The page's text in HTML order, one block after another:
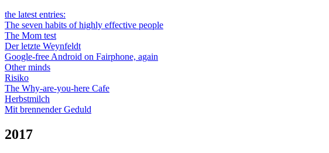
the latest entries:
The seven habits of highly effective people
The Mom test
Der letzte Weynfeldt
Google-free Android on Fairphone, again
Other minds
Risiko
The Why-are-you-here Cafe
Herbstmilch
Mit brennender Geduld
2017